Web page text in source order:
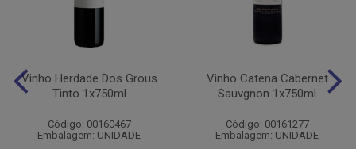
Vinho Herdade Dos Grous
Tinto 1x750ml
Código: 00160467
Embalagem: UNIDADE
Vinho Catena Cabernet
Sauvgnon 1x750ml
Código: 00161277
Embalagem: UNIDADE